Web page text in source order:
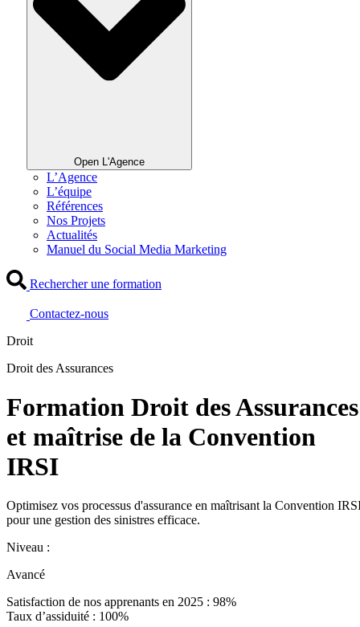
Open L'Agence
L’Agence
L’équipe
Références
Nos Projets
Actualités
Manuel du Social Media Marketing
Rechercher une formation
Contactez-nous
Droit
Droit des Assurances
Formation Droit des Assurances
et maîtrise de la Convention
IRSI
Optimisez vos processus d'assurance en maîtrisant la Convention
pour une gestion des sinistres efficace.
Niveau :
Avancé
Satisfaction de nos apprenants en 2025 : 98%
Taux d’assiduité : 100%